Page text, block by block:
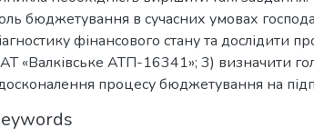
бюджетування в сучасних умовах
фінансового стану та дослідити
«Валківське АТП-16341»; 3) визначити
процесу бюджетування на